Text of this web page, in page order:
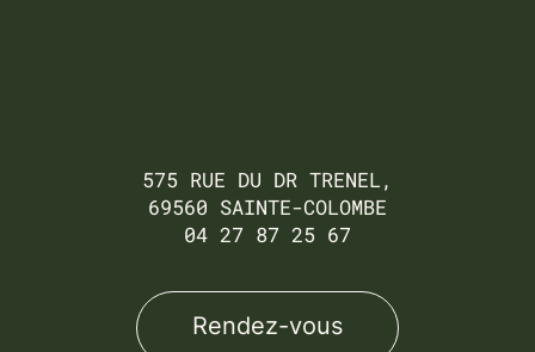
575 RUE DU DR TRENEL,
69560 SAINTE-COLOMBE
04 27 87 25 67
Rendez-vous